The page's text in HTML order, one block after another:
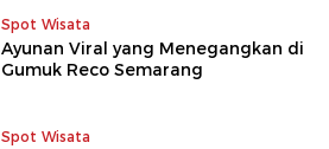
Spot Wisata
Ayunan Viral yang Menegangkan di
Gumuk Reco Semarang
Spot Wisata